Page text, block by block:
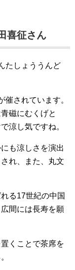
喜征さん
たしょううんど
されています。
磁にむくげと
涼し気ですね。
も涼しさを演出
れ、また、丸文
る17世紀の中国
間には長寿を願
くことで茶席を